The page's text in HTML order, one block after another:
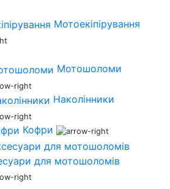
Мотоекіпірування
Мотошоломи
Наколінники
Кофри
для мотошоломів